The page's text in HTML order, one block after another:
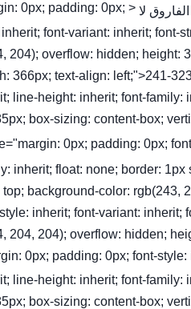
لا
0px; padding: 0px;
font-variant: inherit; font-
204); overflow: hidden; height:
366px; text-align: left;">241-
line-height: inherit; font-
box-sizing: content-box;
0px; padding: 0px;
inherit; float: none; border:
background-color: rgb(243,
inherit; font-variant: inherit;
204, 204); overflow: hidden;
0px; padding: 0px; font-
line-height: inherit; font-
box-sizing: content-box;